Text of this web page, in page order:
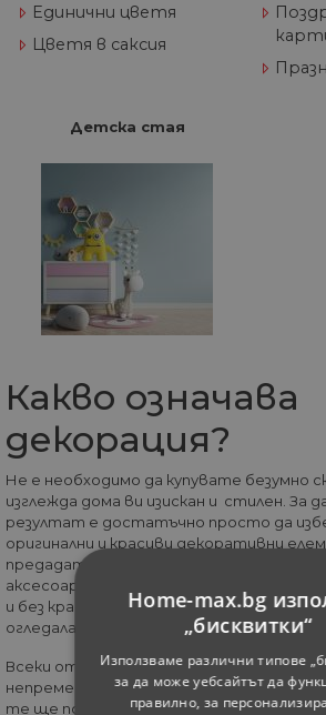
Единични цветя
Цветя в саксия
Детска стая
Какво означава
декорация?
Не е необходимо да купувате безумно
изглежда дома ви изискан и стилен. За
резултат е достатъчно просто да
оригинални и красиви декоративни
предадат уют и чар на помещението.
аксесоарите е трудно да постигнем
и без красивите картини, часовници,
огледала жилището ви ще изглежда
Всеки от нас, купувайки различни неща
непременно се замисля и за това, каква
те ще помогнат за създаването на по-
Home-max.bg
„бисквитки“
Използваме различни типове
за да може уебсайтът да
правилно, за